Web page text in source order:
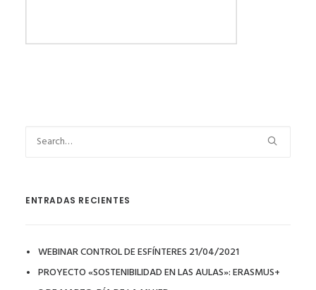
ENTRADAS RECIENTES
WEBINAR CONTROL DE ESFÍNTERES 21/04/2021
PROYECTO «SOSTENIBILIDAD EN LAS AULAS»: ERASMUS+